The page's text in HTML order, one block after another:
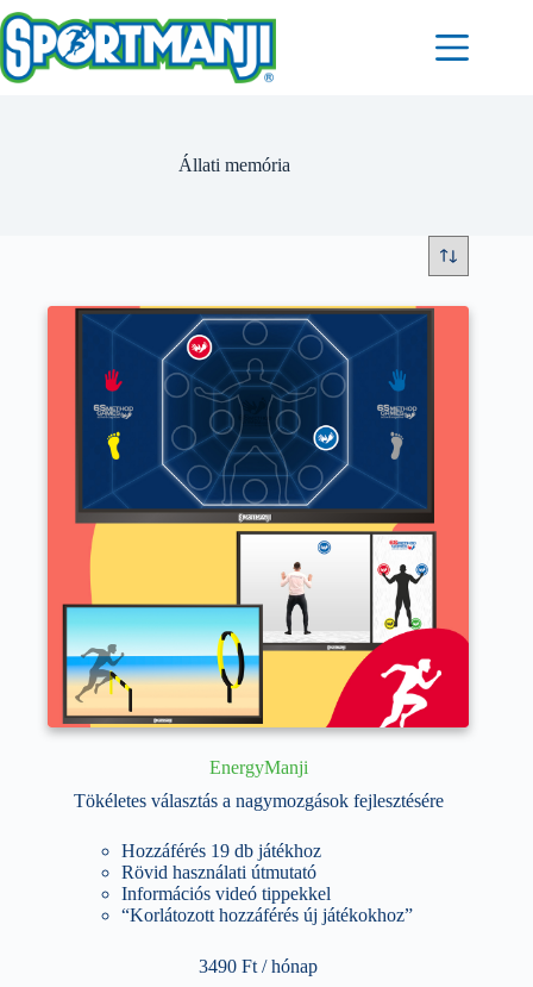
Skip
to
content
Állati memória
EnergyManji
Tökéletes választás a nagymozgások fejlesztésére
Hozzáférés 19 db játékhoz
Rövid használati útmutató
Információs videó tippekkel
“Korlátozott hozzáférés új játékokhoz”
3490Ft / hónap